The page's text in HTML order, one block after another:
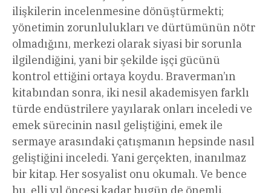
ilişkilerin incelenmesine dönüştürmekti;
yönetimin zorunlulukları ve dürtümünün nötr
olmadığını, merkezi olarak siyasi bir sorunla
ilgilendiğini, yani bir şekilde işçi gücünü
kontrol ettiğini ortaya koydu. Braverman’ın
kitabından sonra, iki nesil akademisyen farklı
türde endüstrilere yayılarak onları inceledi ve
emek sürecinin nasıl geliştiğini, emek ile
sermaye arasındaki çatışmanın hepsinde nasıl
geliştiğini inceledi. Yani gerçekten, inanılmaz
bir kitap. Her sosyalist onu okumalı. Ve bence